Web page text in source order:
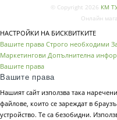
© Copyright 2026 КМ
Онлайн
НАСТРОЙКИ НА БИСКВИТКИТЕ
Вашите права Строго необходими
Маркетингови Допълнителна
Вашите права
Вашите права
Нашият сайт използва така
файлове, които се зареждат в
устройство. Те са безобидни.